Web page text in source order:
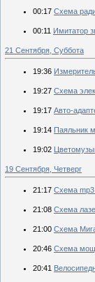
00:17 Схема
00:11 Имитатор
21 Сентября, Суббота
19:36
19:27 Схема
19:17 Авто-
19:14 Паяльник
19:02
19 Сентября, Четверг
21:17 Схема mp3
21:08 Схема
21:00 Схема
20:46 Схема
20:41